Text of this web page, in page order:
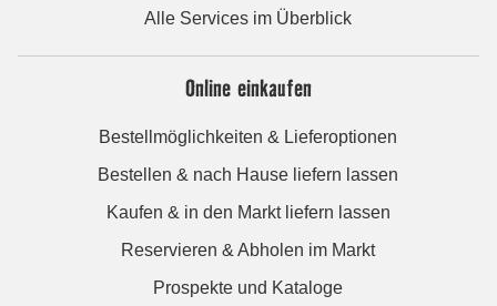
Alle Services im Überblick
Online einkaufen
Bestellmöglichkeiten & Lieferoptionen
Bestellen & nach Hause liefern lassen
Kaufen & in den Markt liefern lassen
Reservieren & Abholen im Markt
Prospekte und Kataloge